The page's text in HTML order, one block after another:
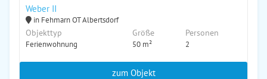
Weber II
in Fehmarn OT Albertsdorf
Objekttyp
Ferienwohnung
Größe
50 m²
Personen
2
zum Objekt